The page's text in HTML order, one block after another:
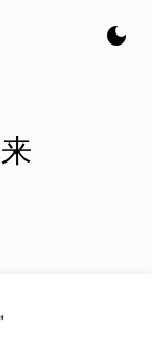
dark_mode